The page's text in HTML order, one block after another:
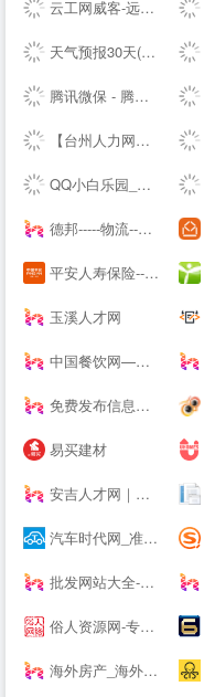
云工网威客-远程工作、按需雇佣，灵活用工人才共享平台
天气预报30天(一个月)天气查询，天气预报未来15、20、30天 - 30天天气
腾讯微保 - 腾讯官方保险代理平台
【台州人力网】台州人才网，台州--，台州最新人才招聘信息！
QQ小白乐园_三岁资源网_技术导航_全网精品资源分享平台
德邦-----物流--一站式服务
平安人寿保险---人寿保险,重疾保险,意外保险,医疗保险,少儿保险,理财储蓄
玉溪人才网
中国餐饮网—餐饮食品批发采购供应链服务平台
免费发布信息网站大全_信息发布网站大全_B2B网站大全 - 壹佰导航网
易买建材
安吉人才网｜安吉人才市场｜安吉--｜安吉人力资源网
汽车时代网_准确汽车报价,助您正确选车、买车、用车
批发网站大全-生意人都在用的批发123456789
俗人资源网-专注网站源码、网站模板、插件，技术教程、实用工具、绿色软件、活动线报！
海外房产_海外买房置业_海外房产投资 - 外国买房网 | Waigf.com